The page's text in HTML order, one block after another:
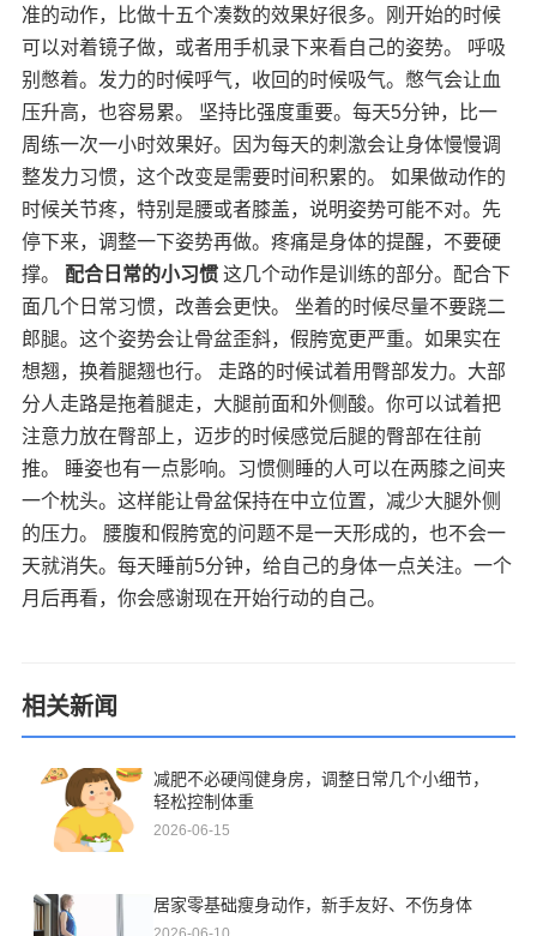
准的动作，比做十五个凑数的效果好很多。刚开始的时候
可以对着镜子做，或者用手机录下来看自己的姿势。 呼吸
别憋着。发力的时候呼气，收回的时候吸气。憋气会让血
压升高，也容易累。 坚持比强度重要。每天5分钟，比一
周练一次一小时效果好。因为每天的刺激会让身体慢慢调
整发力习惯，这个改变是需要时间积累的。 如果做动作的
时候关节疼，特别是腰或者膝盖，说明姿势可能不对。先
停下来，调整一下姿势再做。疼痛是身体的提醒，不要硬
撑。 配合日常的小习惯 这几个动作是训练的部分。配合下
面几个日常习惯，改善会更快。 坐着的时候尽量不要跷二
郎腿。这个姿势会让骨盆歪斜，假胯宽更严重。如果实在
想翘，换着腿翘也行。 走路的时候试着用臀部发力。大部
分人走路是拖着腿走，大腿前面和外侧酸。你可以试着把
注意力放在臀部上，迈步的时候感觉后腿的臀部在往前
推。 睡姿也有一点影响。习惯侧睡的人可以在两膝之间夹
一个枕头。这样能让骨盆保持在中立位置，减少大腿外侧
的压力。 腰腹和假胯宽的问题不是一天形成的，也不会一
天就消失。每天睡前5分钟，给自己的身体一点关注。一个
月后再看，你会感谢现在开始行动的自己。
相关新闻
减肥不必硬闯健身房，调整日常几个小细节，
轻松控制体重
2026-06-15
居家零基础瘦身动作，新手友好、不伤身体